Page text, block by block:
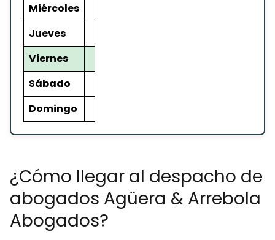
Miércoles
Jueves
Viernes
Sábado
Domingo
¿Cómo llegar al despacho de
abogados Agüera & Arrebola
Abogados?